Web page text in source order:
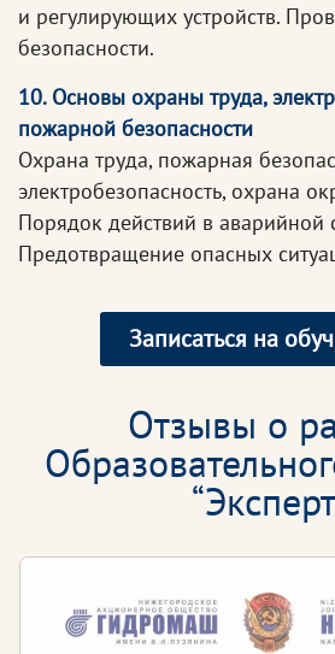
и регулирующих устройств.
безопасности.
10. Основы охраны труда,
пожарной безопасности
Охрана труда, пожарная
электробезопасность, охрана
Порядок действий в аварийной
Предотвращение опасных
Записаться на
Отзывы о